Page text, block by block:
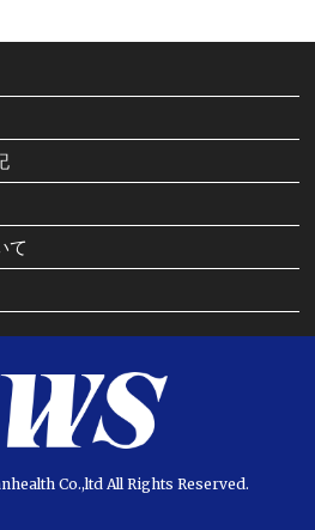
て
Co.,ltd All Rights Reserved.